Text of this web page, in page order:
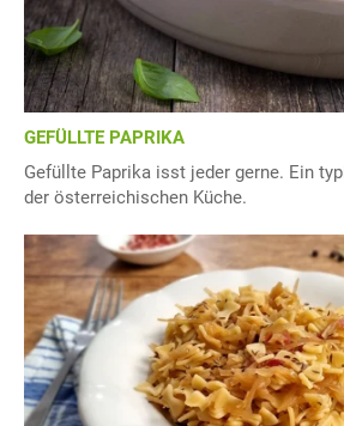
GEFÜLLTE PAPRIKA
Gefüllte Paprika isst jeder gerne. Ein
der österreichischen Küche.